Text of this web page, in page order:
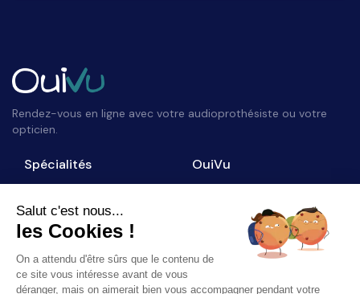
Rendez-vous en ligne avec votre audioprothésiste ou votre
opticien.
Spécialités
Opticiens
Audioprothésistes
OuiVu
Qui sommes-nous ?
Nous contacter
Accès professionnel
Suivez-nous
Salut c'est nous...
les Cookies !
On a attendu d'être sûrs que le contenu de
ce site vous intéresse avant de vous
déranger, mais on aimerait bien vous accompagner pendant votre